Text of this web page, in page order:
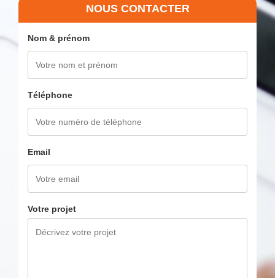
NOUS CONTACTER
Nom & prénom
Téléphone
Email
Votre projet